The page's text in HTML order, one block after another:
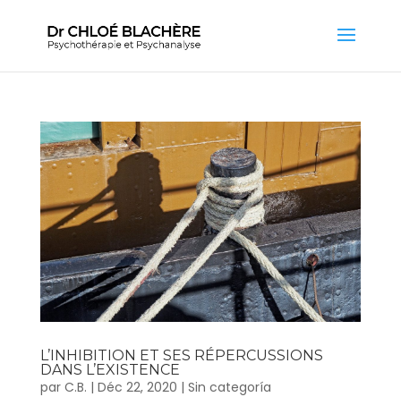
L’INHIBITION ET SES RÉPERCUSSIONS
DANS L’EXISTENCE
par C.B. | Déc 22, 2020 | Sin categoría